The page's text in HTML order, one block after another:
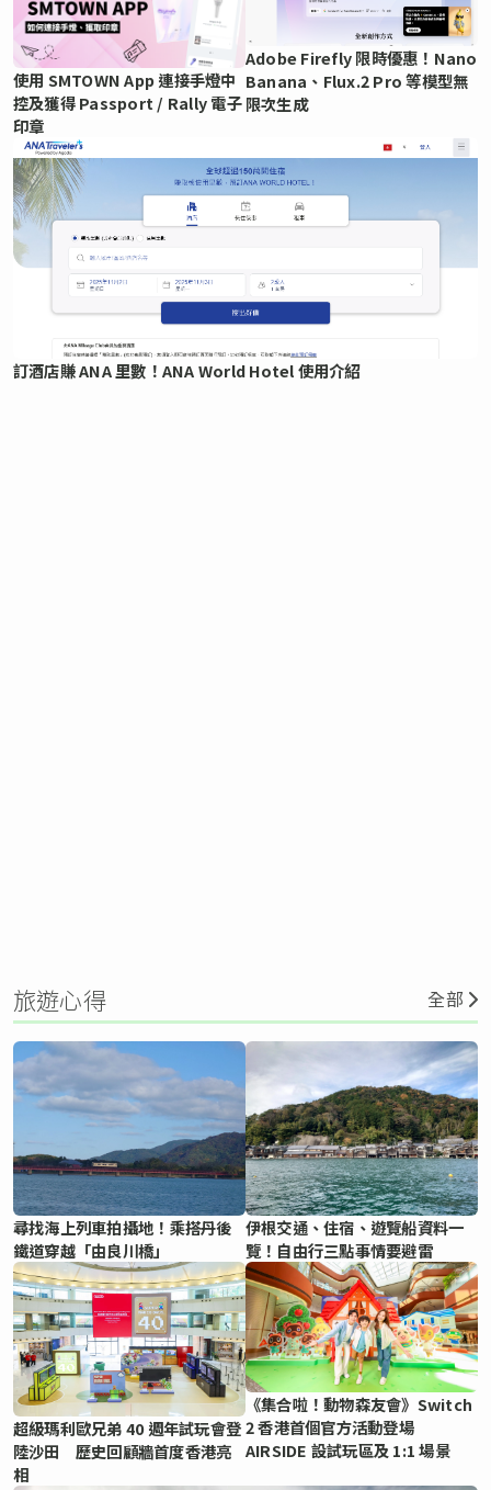
使用 SMTOWN App 連接手燈中
控及獲得 Passport / Rally 電子
印章
Adobe Firefly 限時優惠！Nano
Banana、Flux.2 Pro 等模型無
限次生成
訂酒店賺 ANA 里數！ANA World Hotel 使用介紹
旅遊心得 全部
尋找海上列車拍攝地！乘搭丹後
鐵道穿越「由良川橋」
伊根交通、住宿、遊覽船資料一
覽！自由行三點事情要避雷
超級瑪利歐兄弟 40 週年試玩會登
陸沙田 歷史回顧牆首度香港亮
相
《集合啦！動物森友會》Switch
2 香港首個官方活動登場
AIRSIDE 設試玩區及 1:1 場景